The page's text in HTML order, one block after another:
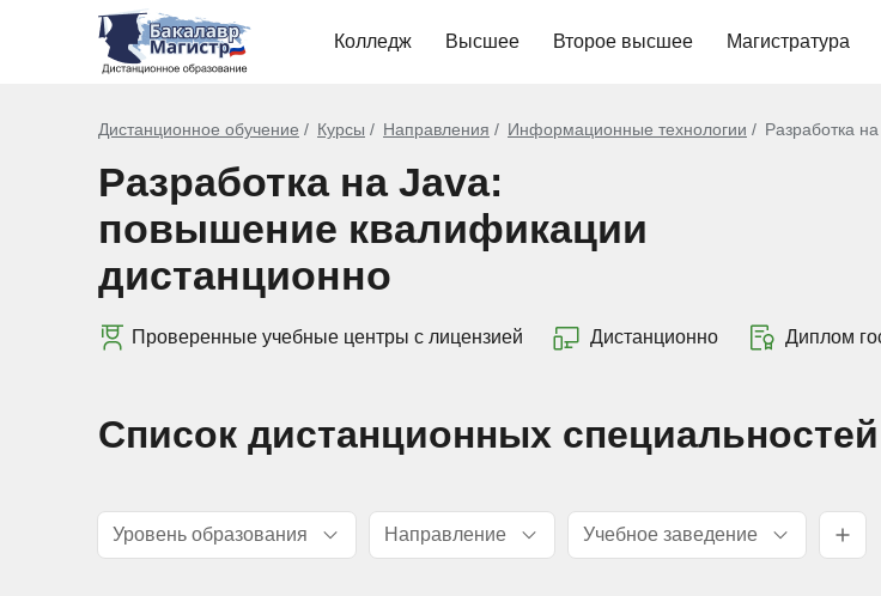
Колледж Высшее Второе высшее Магистратура
Дистанционное обучение Курсы Направления Информационные технологии Разработка
Разработка на Java:
повышение квалификации
дистанционно
Проверенные учебные центры с лицензией Дистанционно Диплом
Список дистанционных
Уровень образования Направление Учебное заведение